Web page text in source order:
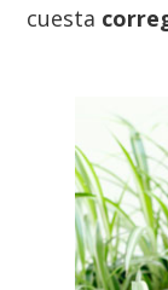
cuesta